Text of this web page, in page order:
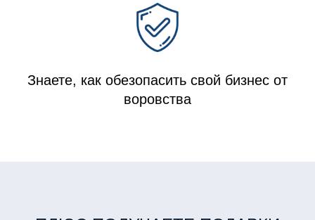
Знаете, как обезопасить свой бизнес от
воровства